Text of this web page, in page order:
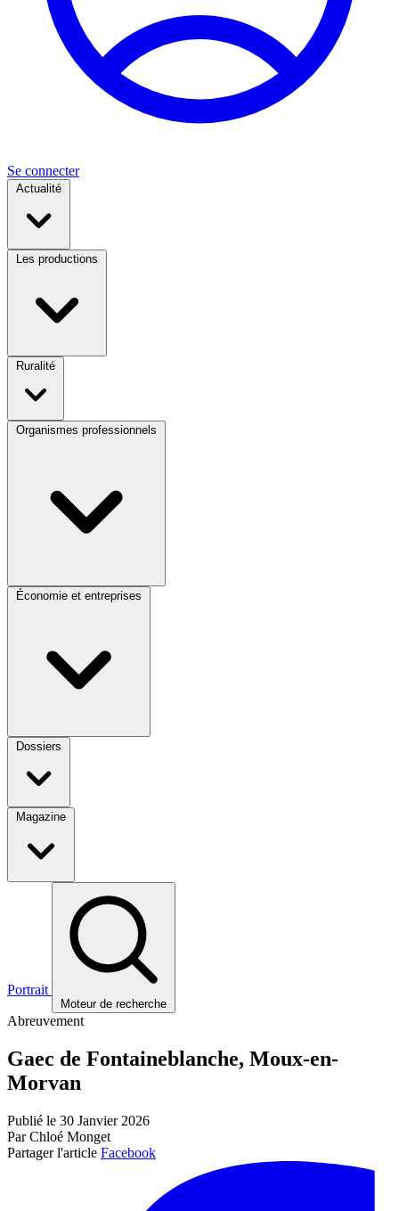
Se connecter
Actualité
Les productions
Ruralité
Organismes professionnels
Économie et entreprises
Dossiers
Magazine
Portrait
Moteur de recherche
Abreuvement
Gaec de Fontaineblanche, Moux-en-
Morvan
Publié le 30 Janvier 2026
Par Chloé Monget
Partager l'article Facebook